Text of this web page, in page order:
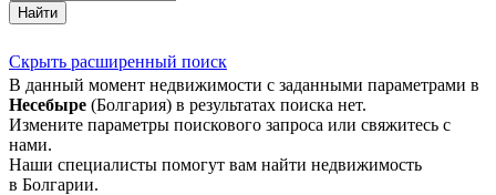
Найти
Скрыть расширенный поиск
В данный момент недвижимости с заданными параметрами в
Несебыре (Болгария) в результатах поиска нет.
Измените параметры поискового запроса или свяжитесь с
нами.
Наши специалисты помогут вам найти недвижимость
в Болгарии.